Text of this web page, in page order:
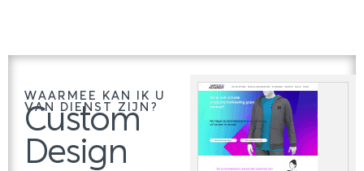
WAARMEE KAN IK U
VAN DIENST ZIJN?
Custom
Design